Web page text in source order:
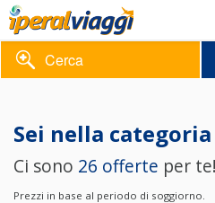
Volantino
Area
riservata
Informazioni
Contatti
Cerca
Sei nella categoria
Ci sono 26 offerte per te!
Prezzi in base al periodo di soggiorno.